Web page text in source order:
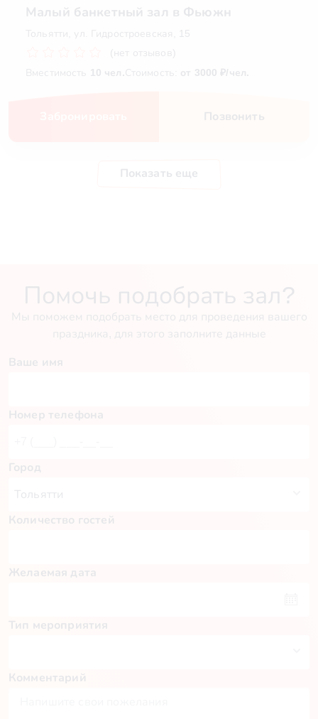
Малый банкетный зал в Фьюжн
Тольятти, ул. Гидростроевская, 15
(нет отзывов)
Вместимость
10 чел.Стоимость: от 3000 ₽/чел.
Позвонить
Показать еще
Помочь подобрать зал?
Мы поможем подобрать место для проведения вашего
праздника, для этого заполните данные
Ваше имя
Номер телефона
Город
Количество гостей
Желаемая дата
Пн Вт
Тип мероприятия
Комментарий